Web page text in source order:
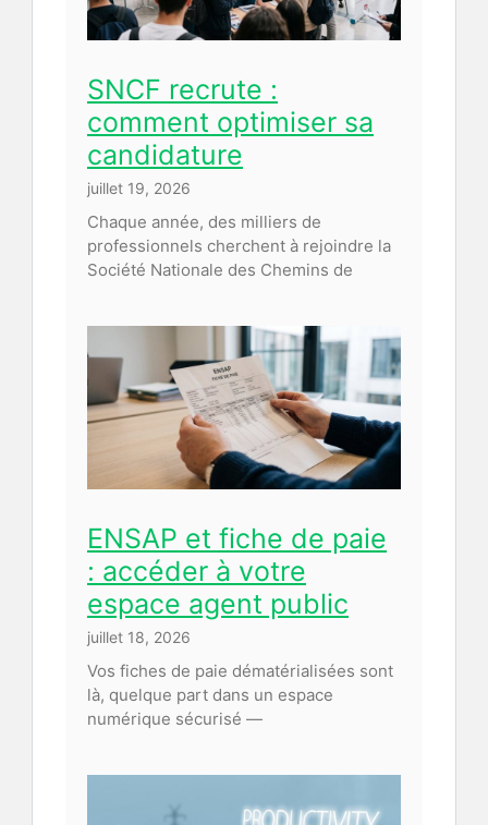
SNCF recrute :
comment optimiser sa
candidature
juillet 19, 2026
Chaque année, des milliers de
professionnels cherchent à rejoindre la
Société Nationale des Chemins de
ENSAP et fiche de paie
: accéder à votre
espace agent public
juillet 18, 2026
Vos fiches de paie dématérialisées sont
là, quelque part dans un espace
numérique sécurisé —